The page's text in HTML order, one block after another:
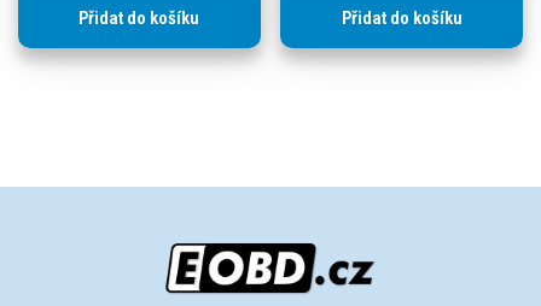
Přidat do košíku Přidat do košíku